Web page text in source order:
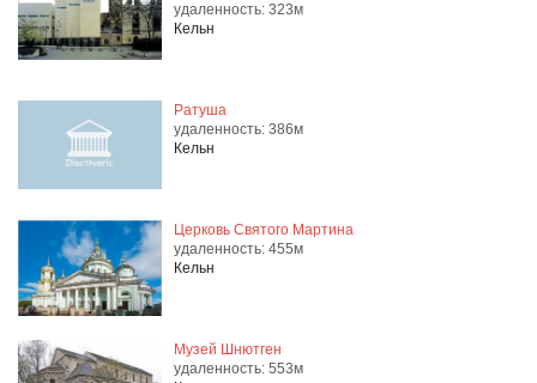
удаленность: 323м
Кельн
Ратуша
удаленность: 386м
Кельн
Церковь Святого Мартина
удаленность: 455м
Кельн
Музей Шнютген
удаленность: 553м